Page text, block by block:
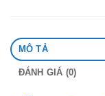
MÔ TẢ
ĐÁNH GIÁ (0)